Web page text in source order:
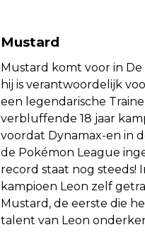
Mustard
Mustard komt voor in De
hij is verantwoordelijk
een legendarische
verbluffende 18 jaar
voordat Dynamax-en in
de Pokémon League
record staat nog steeds!
kampioen Leon zelf
Mustard, de eerste die
talent van Leon